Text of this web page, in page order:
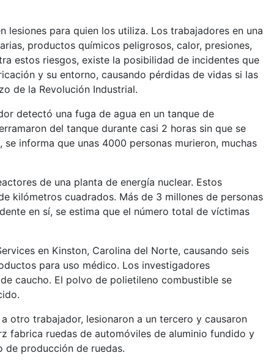
para quien los utiliza. Los trabajadores en una
productos químicos peligrosos, calor, presiones,
estos riesgos, existe la posibilidad de incidentes que
y su entorno, causando pérdidas de vidas si las
de la Revolución Industrial.
detectó una fuga de agua en un tanque de
del tanque durante casi 2 horas sin que se
informa que unas 4000 personas murieron, muchas
de una planta de energía nuclear. Estos
kilómetros cuadrados. Más de 3 millones de personas
en sí, se estima que el número total de víctimas
en Kinston, Carolina del Norte, causando seis
para uso médico. Los investigadores
caucho. El polvo de polietileno combustible se
otro trabajador, lesionaron a un tercero y causaron
fabrica ruedas de automóviles de aluminio fundido y
de producción de ruedas.